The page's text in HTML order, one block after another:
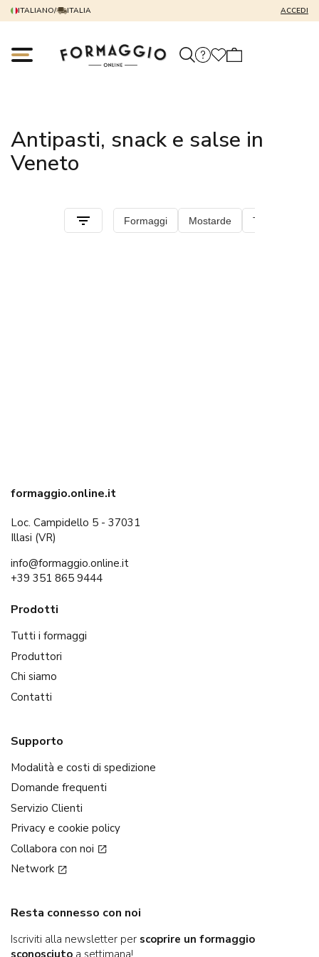
ITALIANO/ ITALIA ACCEDI
Antipasti, snack e salse in
Veneto
formaggio.online.it
Loc. Campidello 5 - 37031
Illasi (VR)
info@formaggio.online.it
+39 351 865 9444
Prodotti
Tutti i formaggi
Produttori
Chi siamo
Contatti
Supporto
Modalità e costi di spedizione
Domande frequenti
Servizio Clienti
Privacy e cookie policy
Collabora con noi
Network
Resta connesso con noi
Iscriviti alla newsletter per scoprire un formaggio
sconosciuto a settimana!